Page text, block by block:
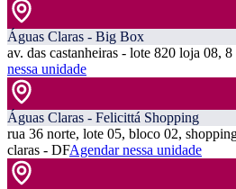
Águas Claras - Big Box
av. das castanheiras - lote 820 loja 08,
nessa unidade
Águas Claras - Felicittá Shopping
rua 36 norte, lote 05, bloco 02,
claras - DFAgendar nessa unidade